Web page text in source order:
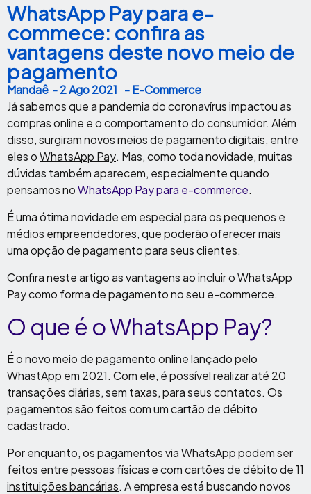
WhatsApp Pay para e-
commece: confira as
vantagens deste novo meio de
pagamento
Mandaê -2 Ago 2021 - E-Commerce
Já sabemos que a pandemia do coronavírus impactou as
compras online e o comportamento do consumidor. Além
disso, surgiram novos meios de pagamento digitais, entre
eles oWhatsApp Pay. Mas, como toda novidade, muitas
dúvidas também aparecem, especialmente quando
pensamos noWhatsApp Pay para e-commerce.
É uma ótima novidade em especial para os pequenos e
médios empreendedores, que poderão oferecer mais
uma opção de pagamento para seus clientes.
Confira neste artigo as vantagens ao incluir o WhatsApp
Pay como forma de pagamento no seu e-commerce.
O que é o WhatsApp Pay?
É o novo meio de pagamento online lançado pelo
WhastApp em 2021. Com ele, é possível realizar até 20
transações diárias, sem taxas, para seus contatos. Os
pagamentos são feitos com um cartão de débito
cadastrado.
Por enquanto, os pagamentos via WhatsApp podem ser
feitos entre pessoas físicas e comcartões de débito de 11
instituições bancárias. A empresa está buscando novos